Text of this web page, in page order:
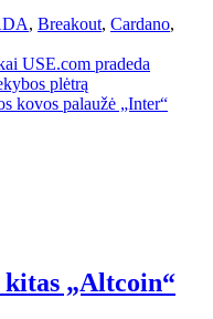
, Breakout, Cardano,
USE.com pradeda
plėtrą
kovos palaužė „Inter“
kitas „Altcoin“